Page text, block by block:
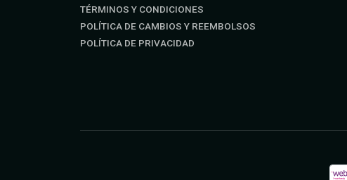
TÉRMINOS Y CONDICIONES
POLÍTICA DE CAMBIOS Y REEMBOLSOS
POLÍTICA DE PRIVACIDAD